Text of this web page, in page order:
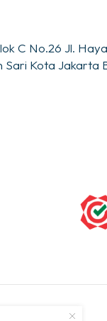
C No.26 Jl.
Kota Jakarta